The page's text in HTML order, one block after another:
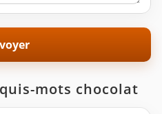
mots chocolat